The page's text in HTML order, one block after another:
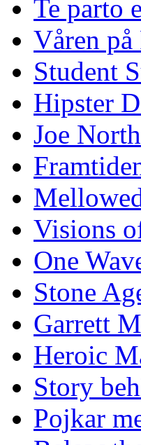
Te parto
Våren på
Student
Hipster
Joe North
Visions
One
Stone
Garrett
Heroic
Story
Pojkar